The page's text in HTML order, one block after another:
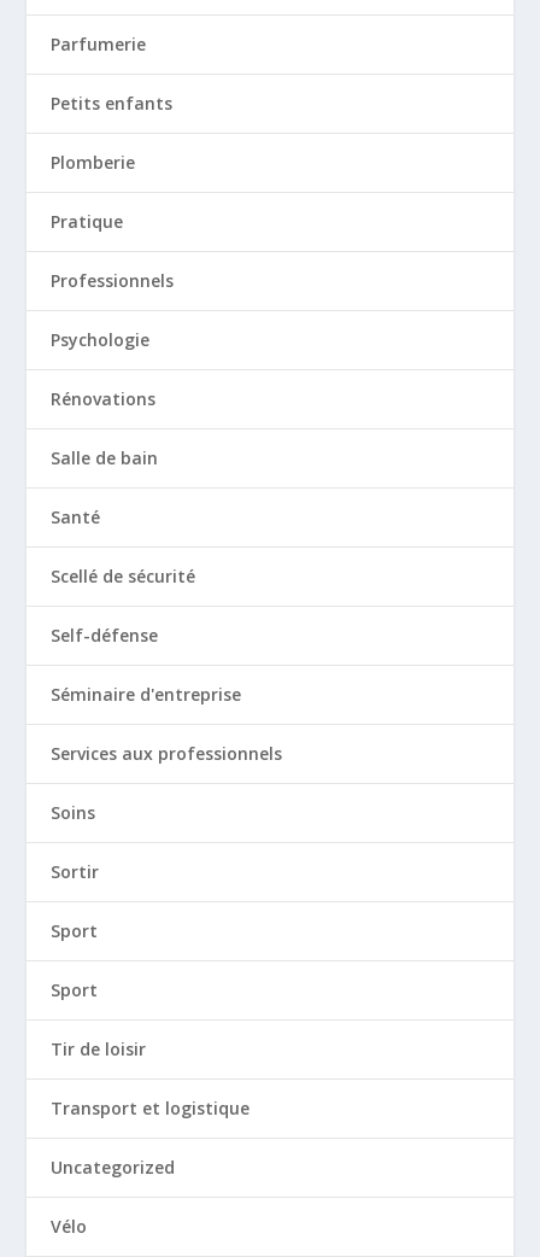
Parfumerie
Petits enfants
Plomberie
Pratique
Professionnels
Psychologie
Rénovations
Salle de bain
Santé
Scellé de sécurité
Self-défense
Séminaire d'entreprise
Services aux professionnels
Soins
Sortir
Sport
Sport
Tir de loisir
Transport et logistique
Uncategorized
Vélo